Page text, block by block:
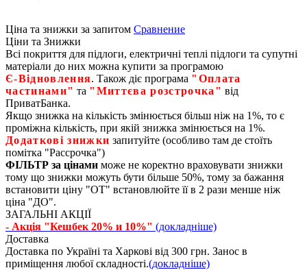
Ціна та знижки за запитом Сравнение
Ціни та Знижки
Всі покриття для підлоги, електричні теплі підлоги та супутні
матеріали до них можна купити за програмою
Є‑Відновлення. Також діє програма "Оплата
частинами" та "Миттєва розстрочка" від
ПриватБанка.
Якщо знижка на кількість змінюється більш ніж на 1%, то є
проміжна кількість, при якій знижка змінюється на 1%.
Додаткові знижки запитуйте (особливо там де стоїть
помітка "Рассрочка")
ФІЛЬТР за цінами може не коректно враховувати знижки
тому що знижки можуть бути більше 50%, тому за бажання
встановити ціну "ОТ" встановлюйте її в 2 рази менше ніж
ціна "ДО".
ЗАГАЛЬНІ АКЦІЇ
- Акція "Кешбек 20% и 10%" (докладніше)
Доставка
Доставка по Україні та Харкові від 300 грн. Занос в
приміщення любої складності.(докладніше)